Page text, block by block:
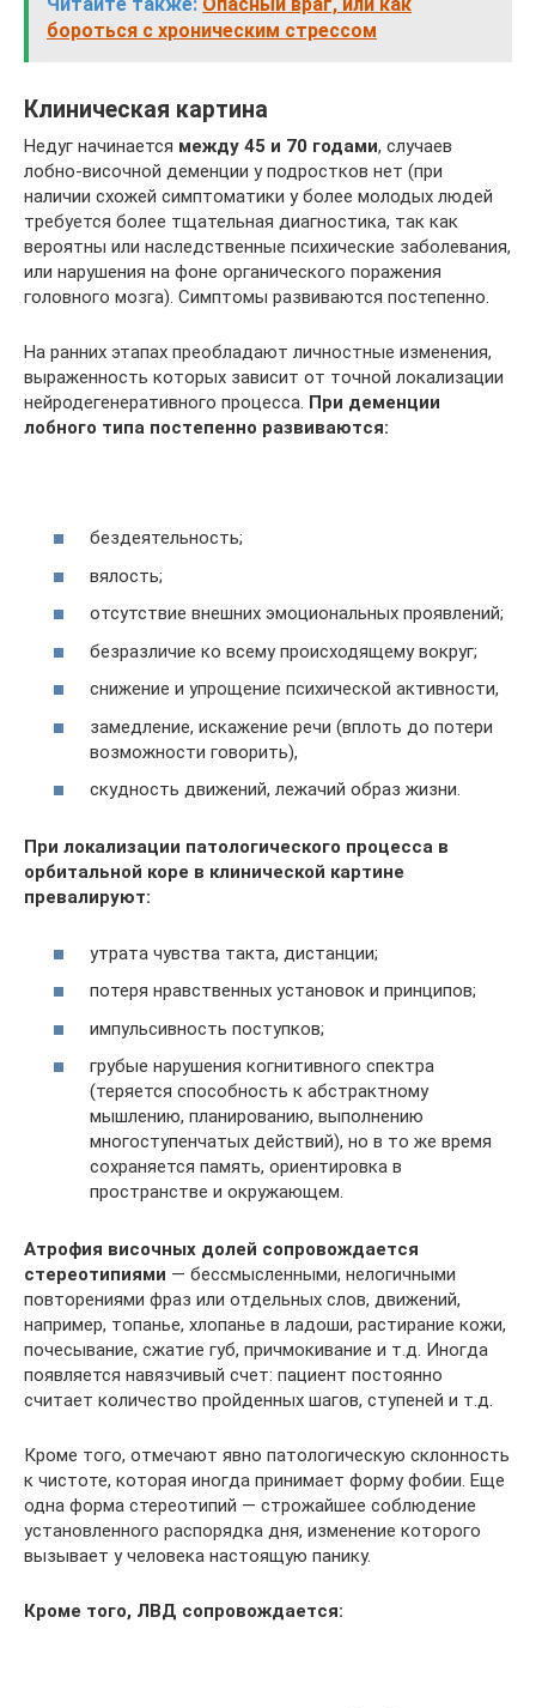
бороться с хроническим стрессом
Клиническая картина
Недуг начинается между 45 и 70 годами, случаев
лобно-височной деменции у подростков нет (при
наличии схожей симптоматики у более молодых людей
требуется более тщательная диагностика, так как
вероятны или наследственные психические заболевания,
или нарушения на фоне органического поражения
головного мозга). Симптомы развиваются постепенно.
На ранних этапах преобладают личностные изменения,
выраженность которых зависит от точной локализации
нейродегенеративного процесса. При деменции
лобного типа постепенно развиваются:
бездеятельность;
вялость;
отсутствие внешних эмоциональных проявлений;
безразличие ко всему происходящему вокруг;
снижение и упрощение психической активности,
замедление, искажение речи (вплоть до потери
возможности говорить),
скудность движений, лежачий образ жизни.
При локализации патологического процесса в
орбитальной коре в клинической картине
превалируют:
утрата чувства такта, дистанции;
потеря нравственных установок и принципов;
импульсивность поступков;
грубые нарушения когнитивного спектра
(теряется способность к абстрактному
мышлению, планированию, выполнению
многоступенчатых действий), но в то же время
сохраняется память, ориентировка в
пространстве и окружающем.
Атрофия височных долей сопровождается
стереотипиями — бессмысленными, нелогичными
повторениями фраз или отдельных слов, движений,
например, топанье, хлопанье в ладоши, растирание кожи,
почесывание, сжатие губ, причмокивание и т.д. Иногда
появляется навязчивый счет: пациент постоянно
считает количество пройденных шагов, ступеней и т.д.
Кроме того, отмечают явно патологическую склонность
к чистоте, которая иногда принимает форму фобии. Еще
одна форма стереотипий — строжайшее соблюдение
установленного распорядка дня, изменение которого
вызывает у человека настоящую панику.
Кроме того, ЛВД сопровождается: